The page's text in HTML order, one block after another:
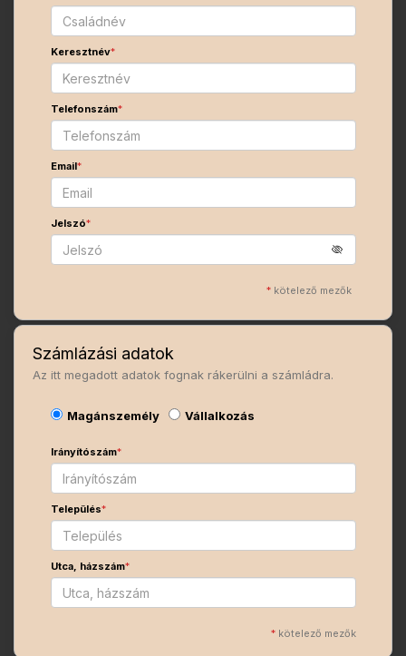
Keresztnév*
Telefonszám*
Email*
Jelszó*
* kötelező mezők
Számlázási adatok
Az itt megadott adatok fognak rákerülni a számládra.
Magánszemély Vállalkozás
Irányítószám*
Település*
Utca, házszám*
* kötelező mezők